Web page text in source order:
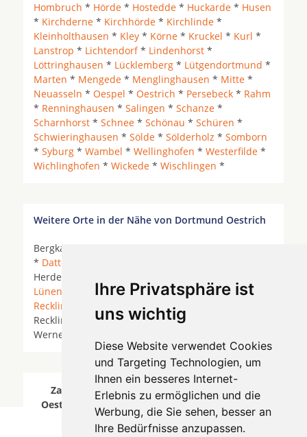
Ihre Privatsphäre ist
uns wichtig
Diese Website verwendet Cookies
und Targeting Technologien, um
Ihnen ein besseres Internet-
Erlebnis zu ermöglichen und die
Werbung, die Sie sehen, besser an
Ihre Bedürfnisse anzupassen.
Hombruch * Hörde * Hostedde * Huckarde * Husen
* Kirchderne * Kirchhörde * Kirchlinde *
Kleinholthausen * Kley * Körne * Kruckel * Kurl *
Lanstrop * Lichtendorf* Lindenhorst *
Löttringhausen * Lücklemberg * Lütgendortmund *
Marten * Mengede * Menglinghausen * Mitte *
Neuasseln * Oespel * Oestrich * Persebeck * Rahm
* Renninghausen * Salingen * Schanze *
Scharnhorst * Schnee * Schönau * Schüren *
Schwieringhausen * Sölde * Sölderholz * Somborn
* Syburg * Wambel * Wellinghofen * Westerfilde *
Wichlinghofen * Wickede * Wischlingen *
Weitere Orte in der Nähe von Dortmund Oestrich
Bergkamen *
* Datteln
Herdecke an der Ruhr *
Lünen * Marl *Oer-Erkenschwick *Olfen*
Recklinghausen
* Recklinghausen (Ost) *
Recklinghausen (Stadtmitte) *Selm
Werne *
Zahnärzte für Zahnimplantete in Dortmund
Oestrich wurde am 08 August 2026 aktualisiert.